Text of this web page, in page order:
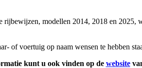
modellen 2014, 2018 en
of voertuig op naam wensen te hebben
kunt u ook vinden op de website